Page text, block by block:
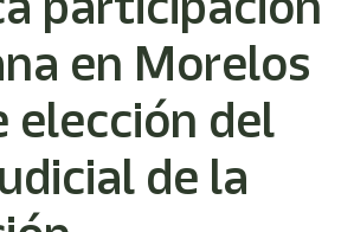
en Morelos
elección del
de la